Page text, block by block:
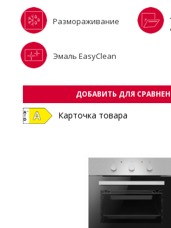
Размораживание
Эмаль EasyClean
ДОБАВИТЬ ДЛЯ
Карточка товара